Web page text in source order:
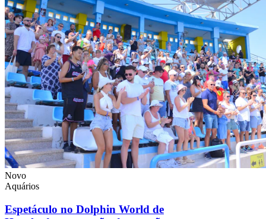
Novo
Aquários
Espetáculo no Dolphin World de